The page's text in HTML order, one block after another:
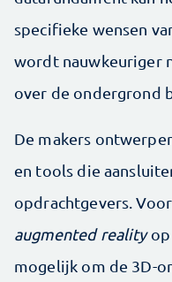
specifieke wensen
wordt nauwkeuriger
over de ondergrond
De makers
en tools die
opdrachtgevers.
augmented realityop
mogelijk om de 3D-